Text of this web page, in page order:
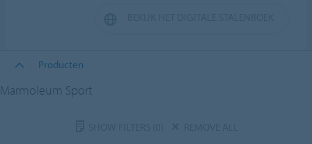
Producten
Marmoleum Sport